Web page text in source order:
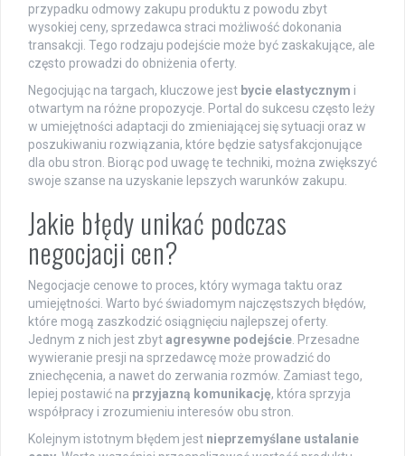
przypadku odmowy zakupu produktu z powodu zbyt
wysokiej ceny, sprzedawca straci możliwość dokonania
transakcji. Tego rodzaju podejście może być zaskakujące, ale
często prowadzi do obniżenia oferty.
Negocjując na targach, kluczowe jest bycie elastycznym i
otwartym na różne propozycje. Portal do sukcesu często leży
w umiejętności adaptacji do zmieniającej się sytuacji oraz w
poszukiwaniu rozwiązania, które będzie satysfakcjonujące
dla obu stron. Biorąc pod uwagę te techniki, można zwiększyć
swoje szanse na uzyskanie lepszych warunków zakupu.
Jakie błędy unikać podczas
negocjacji cen?
Negocjacje cenowe to proces, który wymaga taktu oraz
umiejętności. Warto być świadomym najczęstszych błędów,
które mogą zaszkodzić osiągnięciu najlepszej oferty.
Jednym z nich jest zbytagresywne podejście. Przesadne
wywieranie presji na sprzedawcę może prowadzić do
zniechęcenia, a nawet do zerwania rozmów. Zamiast tego,
lepiej postawić na przyjazną komunikację, która sprzyja
współpracy i zrozumieniu interesów obu stron.
Kolejnym istotnym błędem jest nieprzemyślane ustalanie